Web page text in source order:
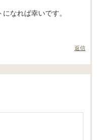
なれば幸いです。
返信